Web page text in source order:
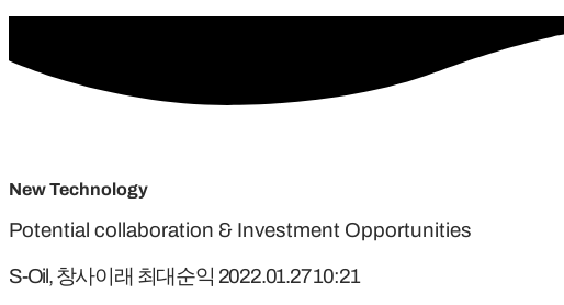
New Technology
Potential collaboration & Investment Opportunities
S-Oil, 창사이래 최대순익 2022.01.27 10:21